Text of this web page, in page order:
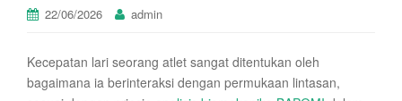
22/06/2026 admin
Kecepatan lari seorang atlet sangat ditentukan oleh
bagaimana ia berinteraksi dengan permukaan lintasan,